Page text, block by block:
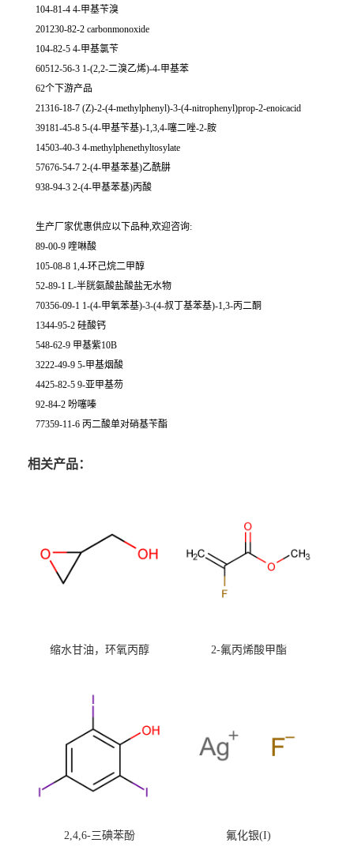
104-81-4 4-甲基苄溴
201230-82-2 carbonmonoxide
104-82-5 4-甲基氯苄
60512-56-3 1-(2,2-二溴乙烯)-4-甲基苯
62个下游产品
21316-18-7 (Z)-2-(4-methylphenyl)-3-(4-nitrophenyl)prop-2-enoicacid
39181-45-8 5-(4-甲基苄基)-1,3,4-噻二唑-2-胺
14503-40-3 4-methylphenethyltosylate
57676-54-7 2-(4-甲基苯基)乙酰肼
938-94-3 2-(4-甲基苯基)丙酸
生产厂家优惠供应以下品种,欢迎咨询:
89-00-9 喹啉酸
105-08-8 1,4-环己烷二甲醇
52-89-1 L-半胱氨酸盐酸盐无水物
70356-09-1 1-(4-甲氧苯基)-3-(4-叔丁基苯基)-1,3-丙二酮
1344-95-2 硅酸钙
548-62-9 甲基紫10B
3222-49-9 5-甲基烟酸
4425-82-5 9-亚甲基芴
92-84-2 吩噻嗪
77359-11-6 丙二酸单对硝基苄酯
相关产品：
缩水甘油，环氧丙醇 2-氟丙烯酸甲酯
2,4,6-三碘苯酚 氟化银(I)